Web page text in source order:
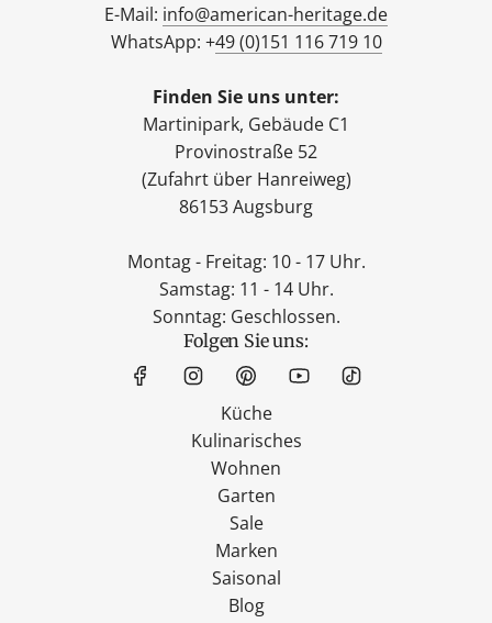
E-Mail: info@american-heritage.de
WhatsApp: +49 (0)151 116 719 10
Finden Sie uns unter:
Martinipark, Gebäude C1
Provinostraße 52
(Zufahrt über Hanreiweg)
86153 Augsburg
Montag - Freitag: 10 - 17 Uhr.
Samstag: 11 - 14 Uhr.
Sonntag: Geschlossen.
Folgen Sie uns:
Küche
Kulinarisches
Wohnen
Garten
Sale
Marken
Saisonal
Blog